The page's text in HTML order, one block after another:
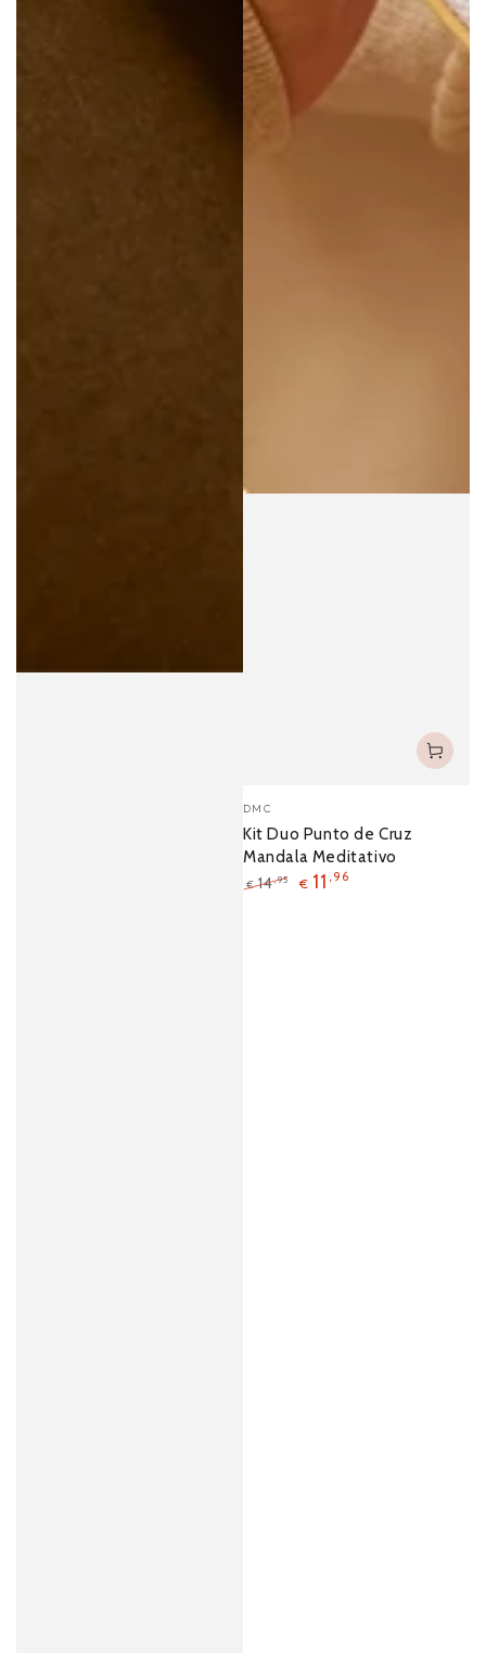
DMC
Kit Duo Punto de Cruz
Mandala Meditativo
€ 14,95 € 11 ,96